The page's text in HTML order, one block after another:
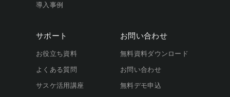
導入事例
サポート
お役立ち資料
よくある質問
サスケ活用講座
お問い合わせ
無料資料ダウンロード
お問い合わせ
無料デモ申込